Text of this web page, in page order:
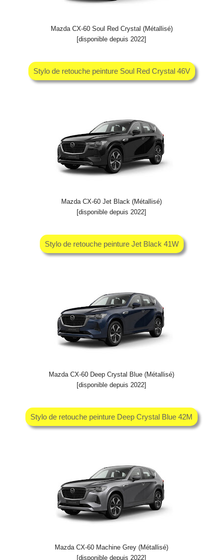
Mazda CX-60 Soul Red Crystal (Métallisé)
[disponible depuis 2022]
Stylo de retouche peinture Soul Red Crystal 46V
Mazda CX-60 Jet Black (Métallisé)
[disponible depuis 2022]
Stylo de retouche peinture Jet Black 41W
Mazda CX-60 Deep Crystal Blue (Métallisé)
[disponible depuis 2022]
Stylo de retouche peinture Deep Crystal Blue 42M
Mazda CX-60 Machine Grey (Métallisé)
[disponible depuis 2022]